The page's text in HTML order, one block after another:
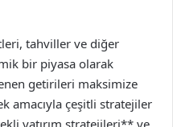
tahviller ve diğer
bir piyasa olarak
getirileri maksimize
amacıyla çeşitli stratejiler
yatırım stratejileri** ve